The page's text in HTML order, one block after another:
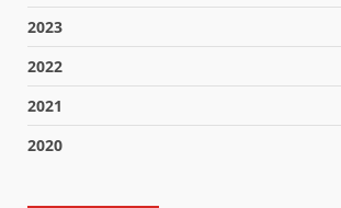
2023
2022
2021
2020